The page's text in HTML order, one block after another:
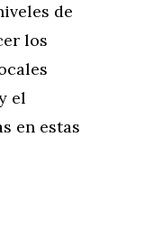
de
los
el
en estas